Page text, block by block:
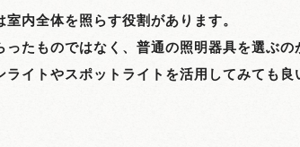
内全体を照らす役割があります。
たものではなく、普通の照明器具を選ぶの
イトやスポットライトを活用してみても良